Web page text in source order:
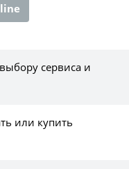
сервиса и
или купить